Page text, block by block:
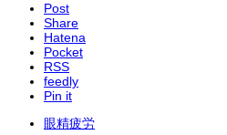
Post
Share
Hatena
Pocket
RSS
feedly
Pin it
眼精疲労